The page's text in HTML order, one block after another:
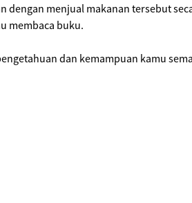
dengan menjual makanan tersebut
membaca buku.
dan kemampuan kamu